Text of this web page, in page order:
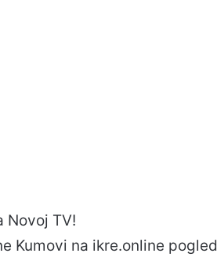
Novoj TV!
Kumovi na ikre.online